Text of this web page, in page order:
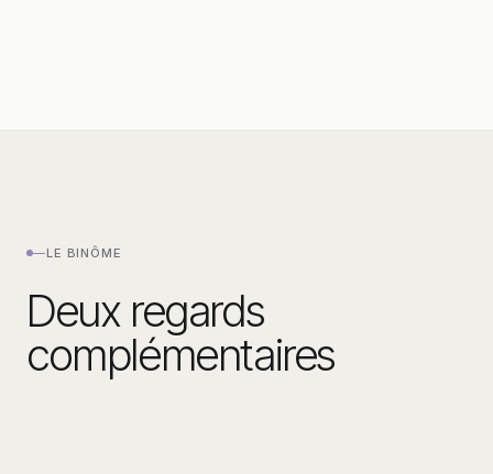
—LE BINÔME
Deux regards
complémentaires